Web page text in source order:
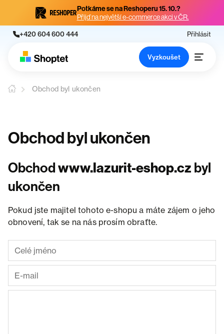
Potkáme se na Reshoperu 15. 10.?
Přijď na největší e-commerce akci v ČR.
+420 604 600 444 Přihlásit
Vyzkoušet
Obchod byl ukončen
Obchod byl ukončen
Obchodwww.lazurit-eshop.cz byl
ukončen
Pokud jste majitel tohoto e-shopu a máte zájem o jeho
obnovení, tak se na nás prosím obraťte.